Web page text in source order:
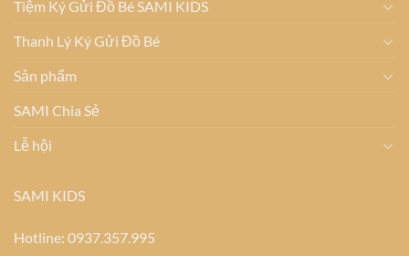
Tiệm Ký Gửi Đồ Bé SAMI KIDS
Thanh Lý Ký Gửi Đồ Bé
Sản phẩm
SAMI Chia Sẻ
Lễ hội
SAMI KIDS
Hotline: 0937.357.995